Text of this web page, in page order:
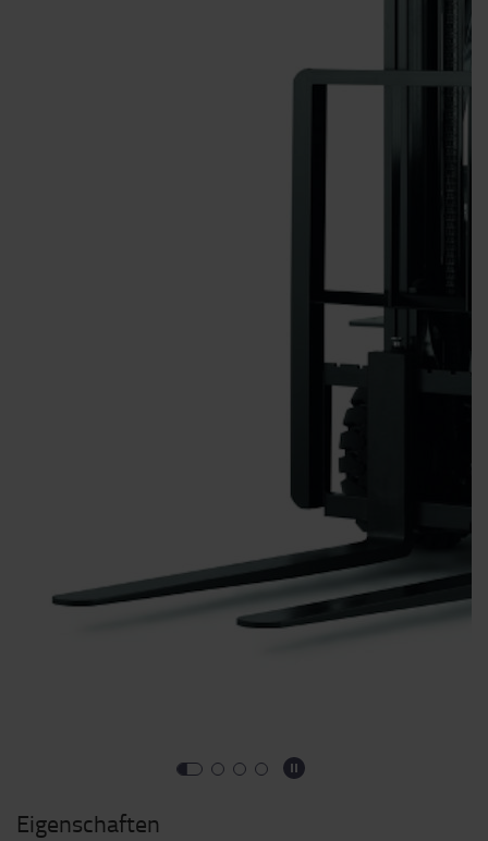
Eigenschaften